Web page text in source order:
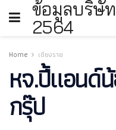
ข้อมูลบริษั
2564
Home เชียงราย
หจ.ปี้แอนด์
กรุ๊ป